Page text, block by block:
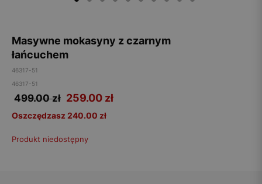
Masywne mokasyny z czarnym
łańcuchem
46317-51
46317-51
499.00 zł 259.00 zł
Oszczędzasz 240.00 zł
Produkt niedostępny